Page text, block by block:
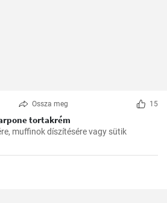
Ossza meg 15
tortakrém
muffinok díszítésére vagy sütik